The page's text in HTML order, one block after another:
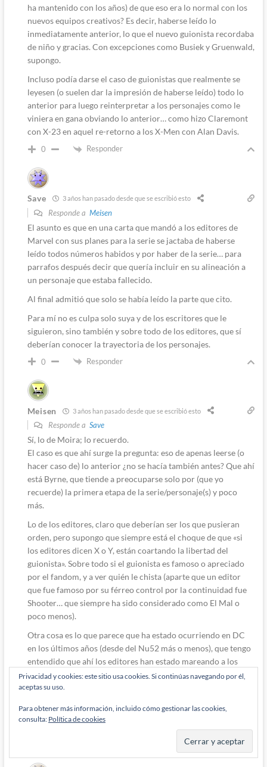
ha mantenido con los años) de que eso era lo normal con los
nuevos equipos creativos? Es decir, haberse leído lo
inmediatamente anterior, lo que el nuevo guionista recordaba
de niño y gracias. Con excepciones como Busiek y Gruenwald,
supongo.
Incluso podía darse el caso de guionistas que realmente se
leyesen (o suelen dar la impresión de haberse leído) todo lo
anterior para luego reinterpretar a los personajes como le
viniera en gana obviando lo anterior… como hizo Claremont
con X-23 en aquel re-retorno a los X-Men con Alan Davis.
0 Responder
Save 3 años han pasado desde que se escribió esto
Responde a Meisen
El asunto es que en una carta que mandó a los editores de
Marvel con sus planes para la serie se jactaba de haberse
leído todos números habidos y por haber de la serie… para
parrafos después decir que quería incluir en su alineación a
un personaje que estaba fallecido.
Al final admitió que solo se había leído la parte que cito.
Para mí no es culpa solo suya y de los escritores que le
siguieron, sino también y sobre todo de los editores, que sí
deberían conocer la trayectoria de los personajes.
0 Responder
Meisen 3 años han pasado desde que se escribió esto
Responde a Save
Sí, lo de Moira; lo recuerdo.
El caso es que ahí surge la pregunta: eso de apenas leerse (o
hacer caso de) lo anterior ¿no se hacía también antes? Que ahí
está Byrne, que tiende a preocuparse solo por (que yo
recuerde) la primera etapa de la serie/personaje(s) y poco
más.
Lo de los editores, claro que deberían ser los que pusieran
orden, pero supongo que siempre está el choque de que «si
los editores dicen X o Y, están coartando la libertad del
guionista». Sobre todo si el guionista es famoso o apreciado
por el fandom, y a ver quién le chista (aparte que un editor
que fue famoso por su férreo control por la continuidad fue
Shooter… que siempre ha sido considerado como El Mal o
poco menos).
Otra cosa es lo que parece que ha estado ocurriendo en DC
en los últimos años (desde del Nu52 más o menos), que tengo
entendido que ahí los editores han estado mareando a los
guionistas cosa fina, al menos según estos (ya no recuerdo qué
guionista se quejó de un cómic suyo que prácticamente
no contaban con el conocimiento de los peces gordos de la
Privacidad y cookies: este sitio usa cookies. Si continúas navegando por él,
aceptas su uso.
Para obtener más información, incluido cómo gestionar las cookies,
consulta: Política de cookies